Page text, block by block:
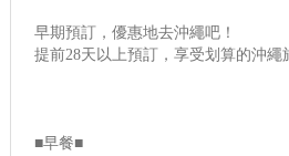
早期預訂，優惠地去沖繩吧！
提前28天以上預訂，享受划算的沖
■早餐■